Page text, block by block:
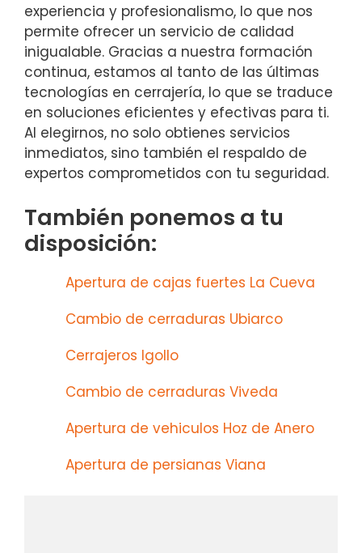
experiencia y profesionalismo, lo que nos
permite ofrecer un servicio de calidad
inigualable. Gracias a nuestra formación
continua, estamos al tanto de las últimas
tecnologías en cerrajería, lo que se traduce
en soluciones eficientes y efectivas para ti.
Al elegirnos, no solo obtienes servicios
inmediatos, sino también el respaldo de
expertos comprometidos con tu seguridad.
También ponemos a tu
disposición:
Apertura de cajas fuertes La Cueva
Cambio de cerraduras Ubiarco
Cerrajeros Igollo
Cambio de cerraduras Viveda
Apertura de vehiculos Hoz de Anero
Apertura de persianas Viana